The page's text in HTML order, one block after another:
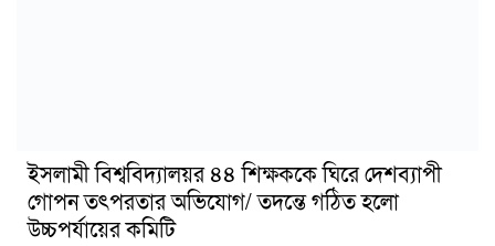
ইসলামী বিশ্ববিদ্যালয়র ৪৪ শিক্ষককে ঘিরে দেশব্যাপী
গোপন তৎপরতার অভিযোগ/ তদন্তে গঠিত হলো
উচ্চপর্যায়ের কমিটি